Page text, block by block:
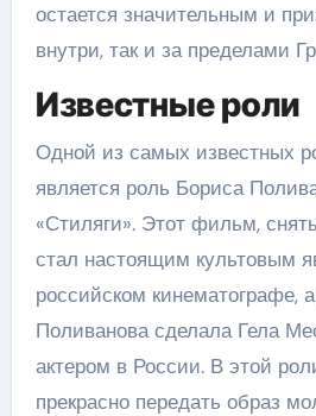
остается значительным и
внутри, так и за пределами
Известные роли
Одной из самых известных
является роль Бориса
«Стиляги». Этот фильм,
стал настоящим культовым
российском кинематографе,
Поливанова сделала Гела
актером в России. В этой
прекрасно передать образ